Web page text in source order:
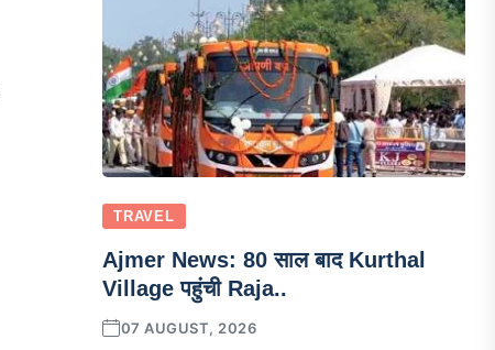
TRAVEL
Ajmer News: 80 साल बाद Kurthal
Village पहुंची Raja..
07 AUGUST, 2026